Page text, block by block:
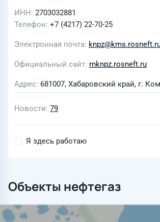
ИНН 2703032881
Телефон +7 (4217) 22-70-25
Электронная почта
Официальный сайт rnknpz.rosneft.ru
Адрес 681007, Хабаровский край, г.
Новости 79
Я здесь работаю
Объекты нефтегаз